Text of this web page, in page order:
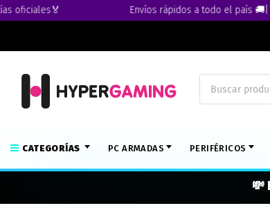
Envíos rápidos a todo el país 🚚|
CATEGORÍAS PC ARMADAS PERIFÉRICOS
💸